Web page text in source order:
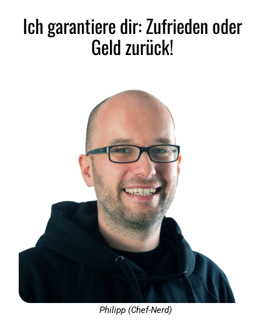
Ich garantiere dir: Zufrieden oder
Geld zurück!
Philipp (Chef-Nerd)